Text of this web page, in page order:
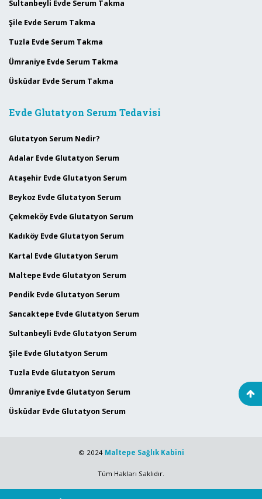
Sultanbeyli Evde Serum Takma
Şile Evde Serum Takma
Tuzla Evde Serum Takma
Ümraniye Evde Serum Takma
Üsküdar Evde Serum Takma
Evde Glutatyon Serum Tedavisi
Glutatyon Serum Nedir?
Adalar Evde Glutatyon Serum
Ataşehir Evde Glutatyon Serum
Beykoz Evde Glutatyon Serum
Çekmeköy Evde Glutatyon Serum
Kadıköy Evde Glutatyon Serum
Kartal Evde Glutatyon Serum
Maltepe Evde Glutatyon Serum
Pendik Evde Glutatyon Serum
Sancaktepe Evde Glutatyon Serum
Sultanbeyli Evde Glutatyon Serum
Şile Evde Glutatyon Serum
Tuzla Evde Glutatyon Serum
Ümraniye Evde Glutatyon Serum
Üsküdar Evde Glutatyon Serum
© 2024 Maltepe Sağlık Kabini
Tüm Hakları Saklıdır.